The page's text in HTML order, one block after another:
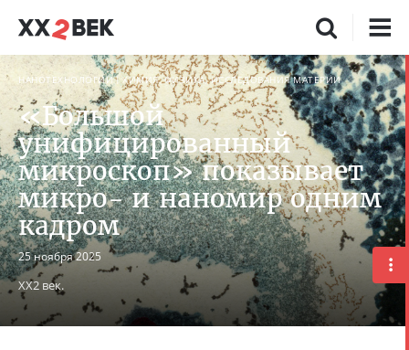
НАНОТЕХНОЛОГИИ ХИМИЯ, ФИЗИКА, ИССЛЕДОВАНИЯ МАТЕРИИ
«Большой
унифицированный
микроскоп» показывает
микро- и наномир одним
кадром
25 ноября 2025
ХХ2 век.